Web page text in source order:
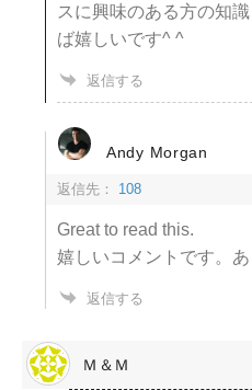
スに興味のある方の知
ば嬉しいです^ ^
返信する
Andy Morgan
返信先： 108
Great to read this.
嬉しいコメントです。
返信する
Ｍ＆Ｍ